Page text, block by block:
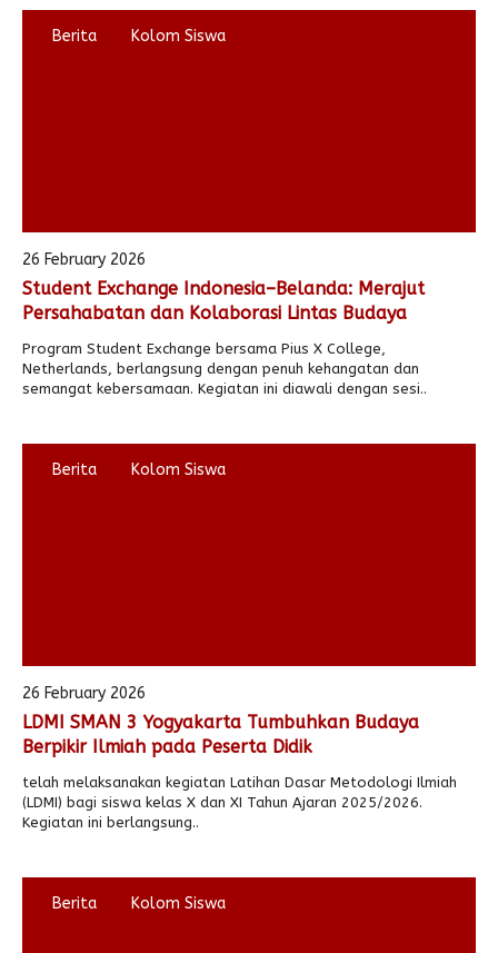
Berita Kolom Siswa
26 February 2026
Student Exchange Indonesia–Belanda: Merajut
Persahabatan dan Kolaborasi Lintas Budaya
Program Student Exchange bersama Pius X College,
Netherlands, berlangsung dengan penuh kehangatan dan
semangat kebersamaan. Kegiatan ini diawali dengan sesi..
Berita Kolom Siswa
26 February 2026
LDMI SMAN 3 Yogyakarta Tumbuhkan Budaya
Berpikir Ilmiah pada Peserta Didik
telah melaksanakan kegiatan Latihan Dasar Metodologi Ilmiah
(LDMI) bagi siswa kelas X dan XI Tahun Ajaran 2025/2026.
Kegiatan ini berlangsung..
Berita Kolom Siswa